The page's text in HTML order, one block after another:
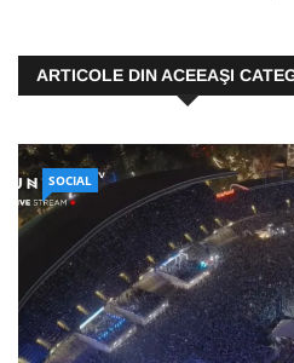
ARTICOLE DIN ACEEAŞI
SOCIAL